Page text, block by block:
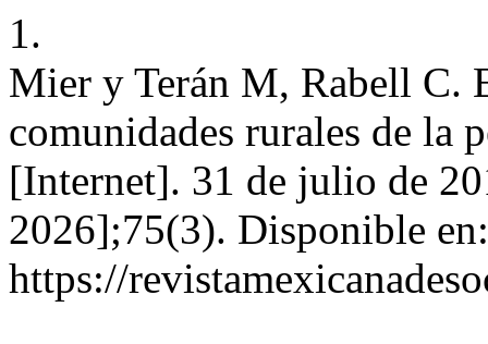
1.
Mier y Terán M, Rabell C.
comunidades rurales de la
[Internet]. 31 de julio de
2026];75(3). Disponible en:
https://